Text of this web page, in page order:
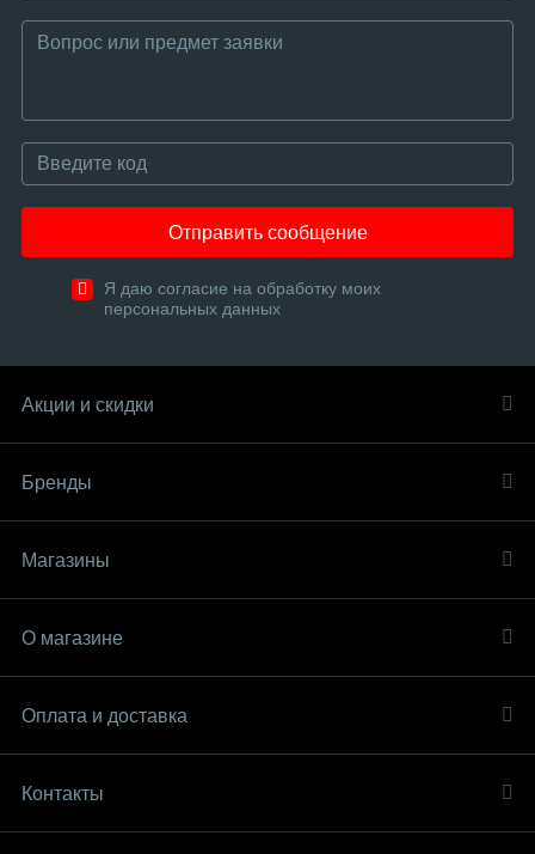
Отправить сообщение
Я даю согласие на обработку моих
персональных данных
Акции и скидки
Бренды
Магазины
О магазине
Оплата и доставка
Контакты